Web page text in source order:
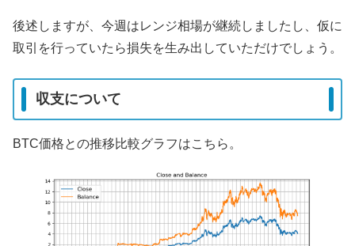
後述しますが、今週はレンジ相場が継続しましたし、仮に
取引を行っていたら損失を生み出していただけでしょう。
収支について
BTC価格との推移比較グラフはこちら。